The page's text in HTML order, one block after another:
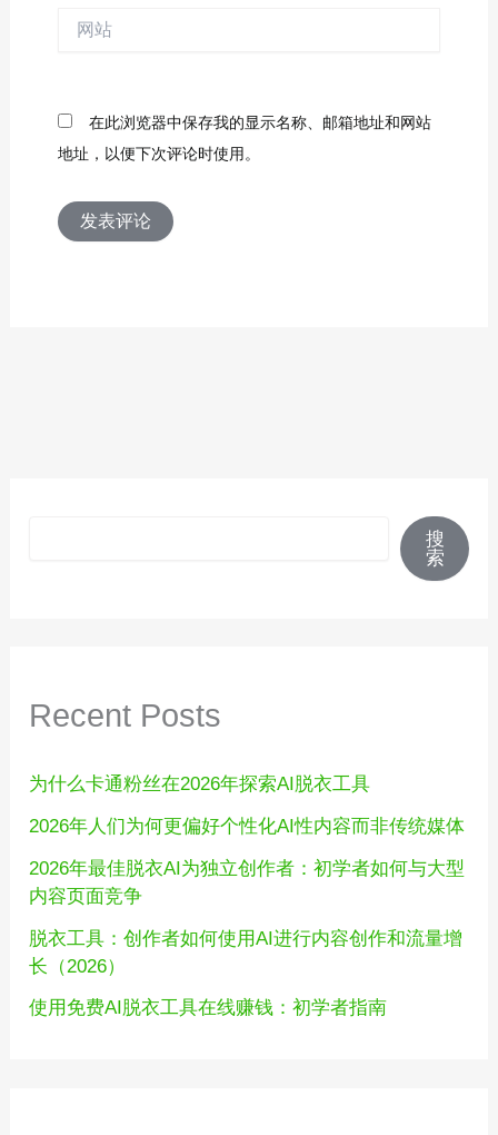
在此浏览器中保存我的显示名称、邮箱地址和网站
地址，以便下次评论时使用。
搜
索
Recent Posts
为什么卡通粉丝在2026年探索AI脱衣工具
2026年人们为何更偏好个性化AI性内容而非传统媒体
2026年最佳脱衣AI为独立创作者：初学者如何与大型
内容页面竞争
脱衣工具：创作者如何使用AI进行内容创作和流量增
长（2026）
使用免费AI脱衣工具在线赚钱：初学者指南